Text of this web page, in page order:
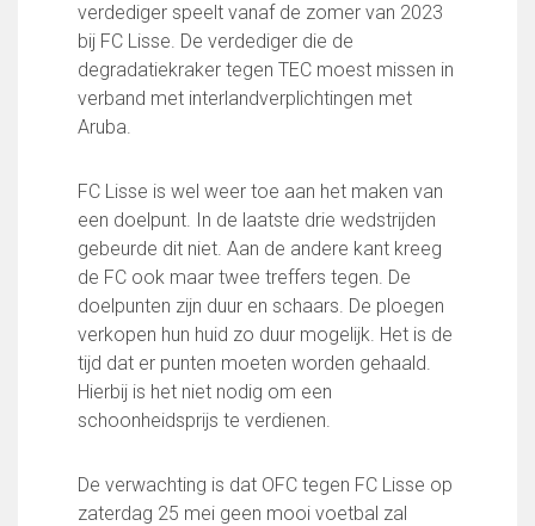
verdediger speelt vanaf de zomer van 2023
bij FC Lisse. De verdediger die de
degradatiekraker tegen TEC moest missen in
verband met interlandverplichtingen met
Aruba.
FC Lisse is wel weer toe aan het maken van
een doelpunt. In de laatste drie wedstrijden
gebeurde dit niet. Aan de andere kant kreeg
de FC ook maar twee treffers tegen. De
doelpunten zijn duur en schaars. De ploegen
verkopen hun huid zo duur mogelijk. Het is de
tijd dat er punten moeten worden gehaald.
Hierbij is het niet nodig om een
schoonheidsprijs te verdienen.
De verwachting is dat OFC tegen FC Lisse op
zaterdag 25 mei geen mooi voetbal zal